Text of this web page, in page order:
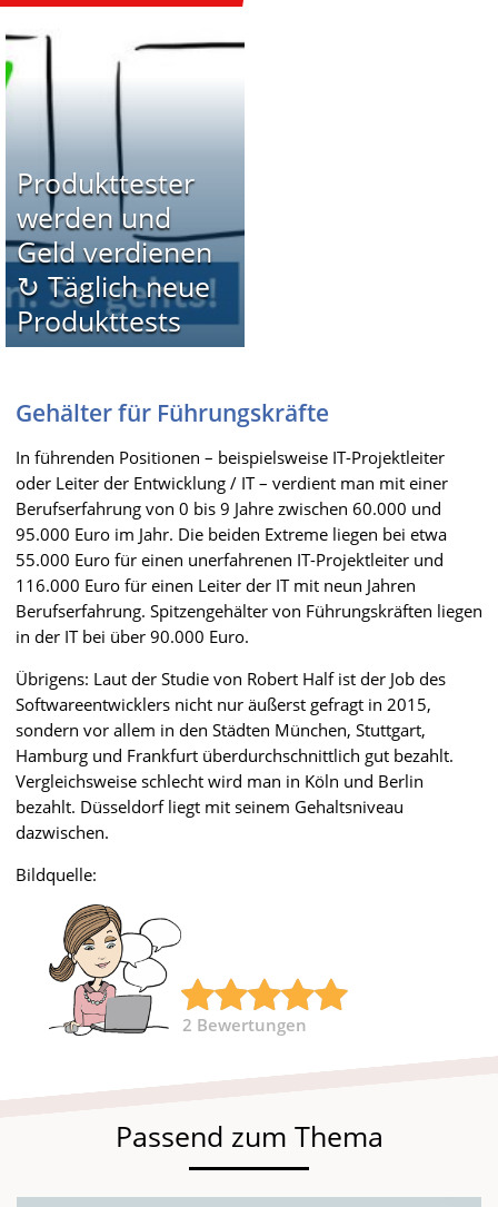
Produkttester
werden und
Geld verdienen
↻ Täglich neue
Produkttests
Gehälter für Führungskräfte
In führenden Positionen – beispielsweise IT-Projektleiter
oder Leiter der Entwicklung / IT – verdient man mit einer
Berufserfahrung von 0 bis 9 Jahre zwischen 60.000 und
95.000 Euro im Jahr. Die beiden Extreme liegen bei etwa
55.000 Euro für einen unerfahrenen IT-Projektleiter und
116.000 Euro für einen Leiter der IT mit neun Jahren
Berufserfahrung. Spitzengehälter von Führungskräften liegen
in der IT bei über 90.000 Euro.
Übrigens: Laut der Studie von Robert Half ist der Job des
Softwareentwicklers nicht nur äußerst gefragt in 2015,
sondern vor allem in den Städten München, Stuttgart,
Hamburg und Frankfurt überdurchschnittlich gut bezahlt.
Vergleichsweise schlecht wird man in Köln und Berlin
bezahlt. Düsseldorf liegt mit seinem Gehaltsniveau
dazwischen.
Bildquelle:
2 Bewertungen
Passend zum Thema